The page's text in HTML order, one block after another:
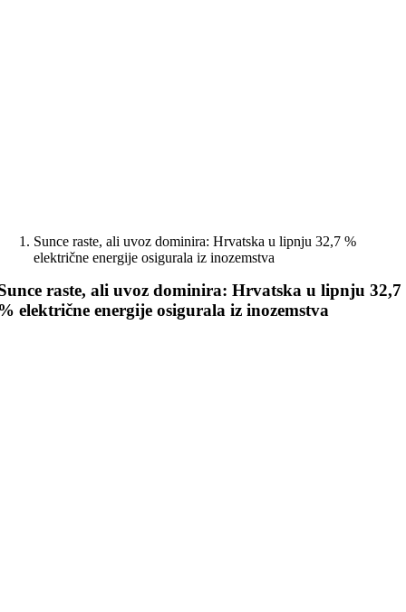
Sunce raste, ali uvoz dominira: Hrvatska u lipnju 32,7 %
električne energije osigurala iz inozemstva
raste, ali uvoz dominira: Hrvatska u lipnju 32,7
električne energije osigurala iz inozemstva